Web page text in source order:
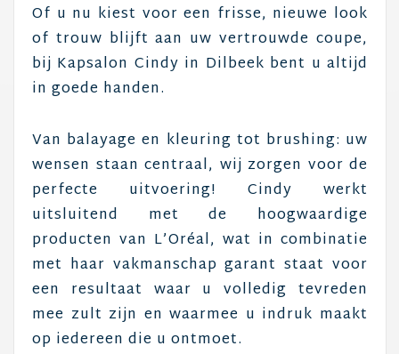
Of u nu kiest voor een frisse, nieuwe look
of trouw blijft aan uw vertrouwde coupe,
bij Kapsalon Cindy in Dilbeek bent u altijd
in goede handen.
Van balayage en kleuring tot brushing: uw
wensen staan centraal, wij zorgen voor de
perfecte uitvoering! Cindy werkt
uitsluitend met de hoogwaardige
producten van L’Oréal, wat in combinatie
met haar vakmanschap garant staat voor
een resultaat waar u volledig tevreden
mee zult zijn en waarmee u indruk maakt
op iedereen die u ontmoet.